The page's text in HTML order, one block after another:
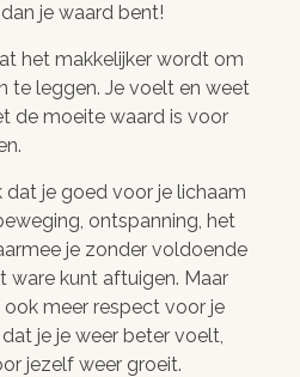
je waard bent!
het makkelijker wordt om
te leggen. Je voelt en weet
de moeite waard is voor
je goed voor je lichaam
ontspanning, het
je zonder voldoende
ware kunt aftuigen. Maar
meer respect voor je
je je weer beter voelt,
jezelf weer groeit.